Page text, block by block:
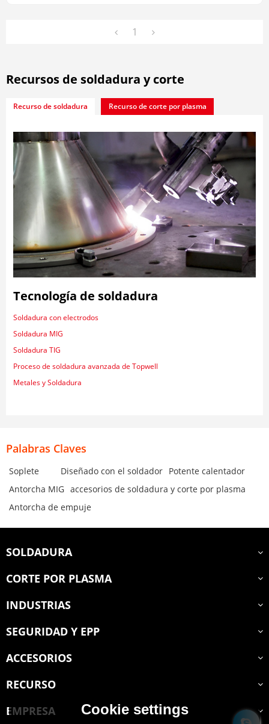
1
Recursos de soldadura y corte
Recurso de soldadura Recurso de corte por plasma
Tecnología de soldadura
Soldadura con electrodos
Soldadura MIG
Soldadura TIG
Proceso de soldadura avanzada de Topwell
Metales y Soldadura
Palabras Claves
Soplete Diseñado con el soldador
Potente calentador
Antorcha MIG accesorios de soldadura y corte por plasma
Antorcha de empuje
SOLDADURA
CORTE POR PLASMA
INDUSTRIAS
SEGURIDAD Y EPP
ACCESORIOS
RECURSO
EMPRESA
Cookie settings